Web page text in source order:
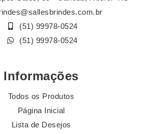
(51) 99978-0524
(51) 99978-0524
Informações
Todos os Produtos
Página Inicial
Lista de Desejos